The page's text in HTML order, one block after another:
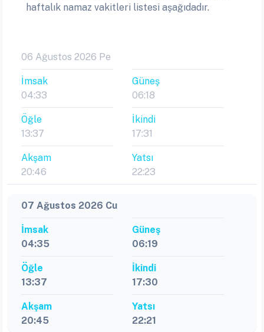
haftalık namaz vakitleri listesi aşağıdadır.
06 Ağustos 2026 Pe
İmsak
04:33
Güneş
06:18
Öğle
13:37
İkindi
17:31
Akşam
20:46
Yatsı
22:23
07 Ağustos 2026 Cu
İmsak
04:35
Güneş
06:19
Öğle
13:37
İkindi
17:30
Akşam
20:45
Yatsı
22:21